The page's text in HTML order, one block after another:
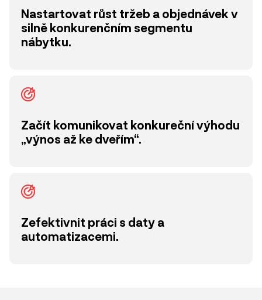
Nastartovat růst tržeb a objednávek v
silně konkurenčním segmentu
nábytku.
Začít komunikovat konkureční výhodu
„výnos až ke dveřím“.
Zefektivnit práci s daty a
automatizacemi.